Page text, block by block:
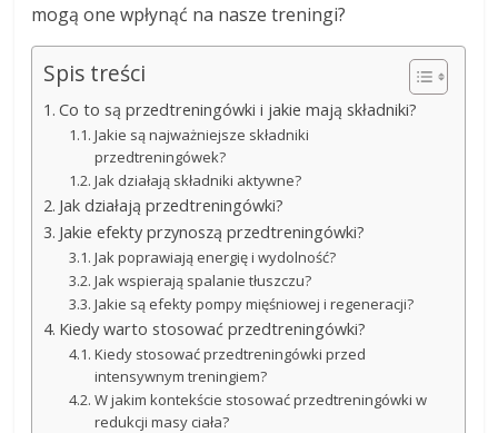
mogą one wpłynąć na nasze treningi?
Spis treści
Co to są przedtreningówki i jakie mają składniki?
Jakie są najważniejsze składniki
przedtreningówek?
Jak działają składniki aktywne?
Jak działają przedtreningówki?
Jakie efekty przynoszą przedtreningówki?
Jak poprawiają energię i wydolność?
Jak wspierają spalanie tłuszczu?
Jakie są efekty pompy mięśniowej i regeneracji?
Kiedy warto stosować przedtreningówki?
Kiedy stosować przedtreningówki przed
intensywnym treningiem?
W jakim kontekście stosować przedtreningówki w
redukcji masy ciała?